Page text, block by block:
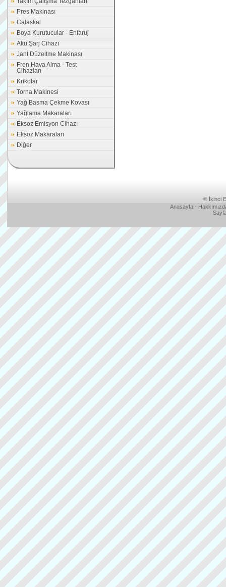
Pres Makinası
Calaskal
Boya Kurutucular - Enfaruj
Akü Şarj Cihazı
Jant Düzeltme Makinası
Fren Hava Alma - Test
Cihazları
Krikolar
Torna Makinesi
Yağ Basma Çekme Kovası
Yağlama Makaraları
Eksoz Emisyon Cihazı
Eksoz Makaraları
Diğer
© İkinci
Anasayfa -